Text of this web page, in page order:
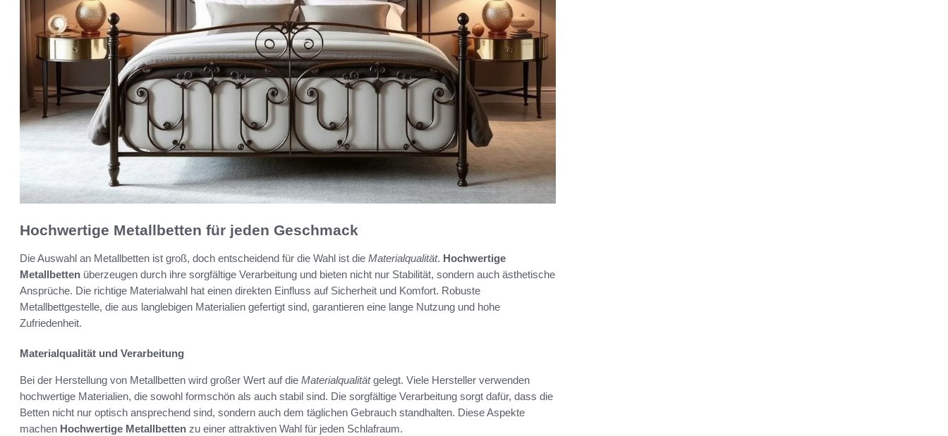
Hochwertige Metallbetten für jeden Geschmack
Die Auswahl an Metallbetten ist groß, doch entscheidend für die Wahl ist die Materialqualität. Hochwertige
Metallbetten überzeugen durch ihre sorgfältige Verarbeitung und bieten nicht nur Stabilität, sondern auch ästhetische
Ansprüche. Die richtige Materialwahl hat einen direkten Einfluss auf Sicherheit und Komfort. Robuste
Metallbettgestelle, die aus langlebigen Materialien gefertigt sind, garantieren eine lange Nutzung und hohe
Zufriedenheit.
Materialqualität und Verarbeitung
Bei der Herstellung von Metallbetten wird großer Wert auf die Materialqualitätgelegt. Viele Hersteller verwenden
hochwertige Materialien, die sowohl formschön als auch stabil sind. Die sorgfältige Verarbeitung sorgt dafür, dass die
Betten nicht nur optisch ansprechend sind, sondern auch dem täglichen Gebrauch standhalten. Diese Aspekte
machen Hochwertige Metallbetten zu einer attraktiven Wahl für jeden Schlafraum.